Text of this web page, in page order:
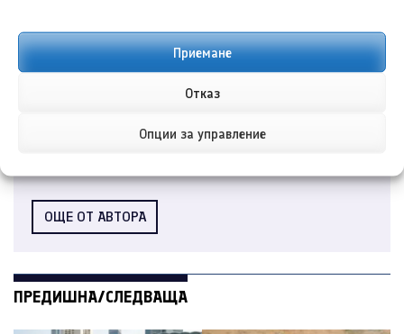
Приемане
Отказ
Опции за управление
Георги Василев
Георги Василев е автомобилен журналист в
ОЩЕ ОТ АВТОРА
ПРЕДИШНА/СЛЕДВАЩА